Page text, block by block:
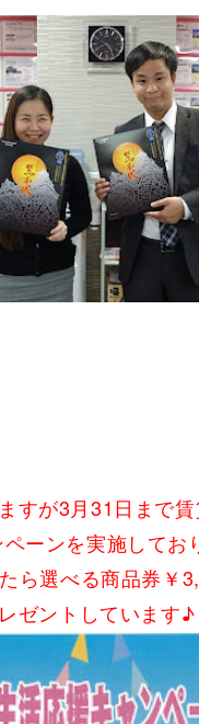
すが3月31日まで
ーンを実施してお
ら選べる商品券￥
ゼントしています♪